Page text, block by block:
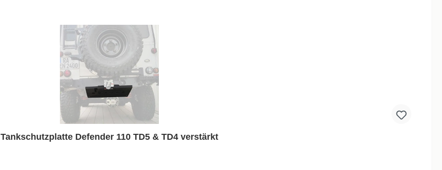
Tankschutzplatte Defender 110 TD5 & TD4 verstärkt